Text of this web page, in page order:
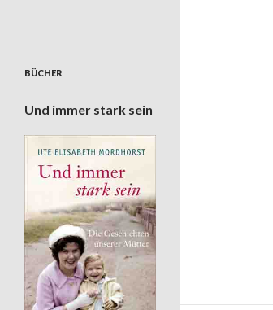
BÜCHER
Und immer stark sein